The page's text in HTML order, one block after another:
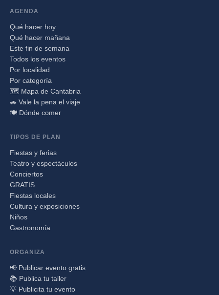
AGENDA
Qué hacer hoy
Qué hacer mañana
Este fin de semana
Todos los eventos
Por localidad
Por categoría
🗺️ Mapa de Cantabria
🚗 Vale la pena el viaje
🍽️ Dónde comer
TIPOS DE PLAN
Fiestas y ferias
Teatro y espectáculos
Conciertos
GRATIS
Fiestas locales
Cultura y exposiciones
Niños
Gastronomía
ORGANIZA
📢 Publicar evento gratis
📚 Publica tu taller
💡 Publicita tu evento